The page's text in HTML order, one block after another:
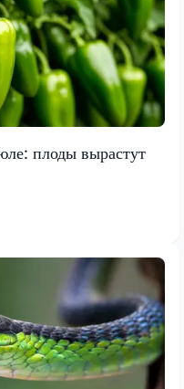
плоды вырастут